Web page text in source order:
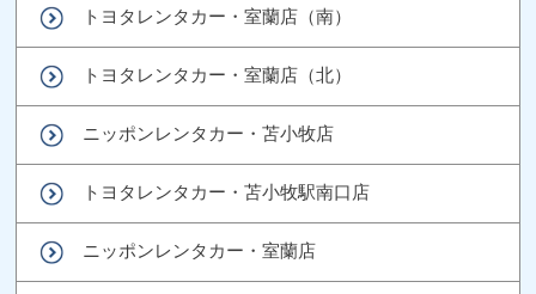
トヨタレンタカー・室蘭店（南）
トヨタレンタカー・室蘭店（北）
ニッポンレンタカー・苫小牧店
トヨタレンタカー・苫小牧駅南口店
ニッポンレンタカー・室蘭店